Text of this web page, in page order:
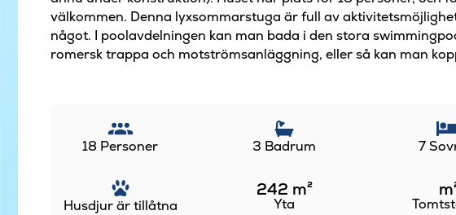
välkommen. Denna lyxsommarstuga är full av
något. I poolavdelningen kan man bada i den stora
romersk trappa och motströmsanläggning, eller så kan man
18 Personer 3 Badrum 7
Husdjur är tillåtna
242 m²
Yta